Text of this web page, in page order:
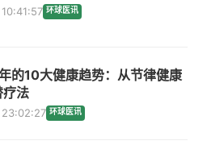
环球医讯
的10大健康趋势：从节律健康
疗法
环球医讯